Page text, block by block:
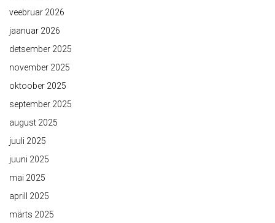
veebruar 2026
jaanuar 2026
detsember 2025
november 2025
oktoober 2025
september 2025
august 2025
juuli 2025
juuni 2025
mai 2025
aprill 2025
märts 2025